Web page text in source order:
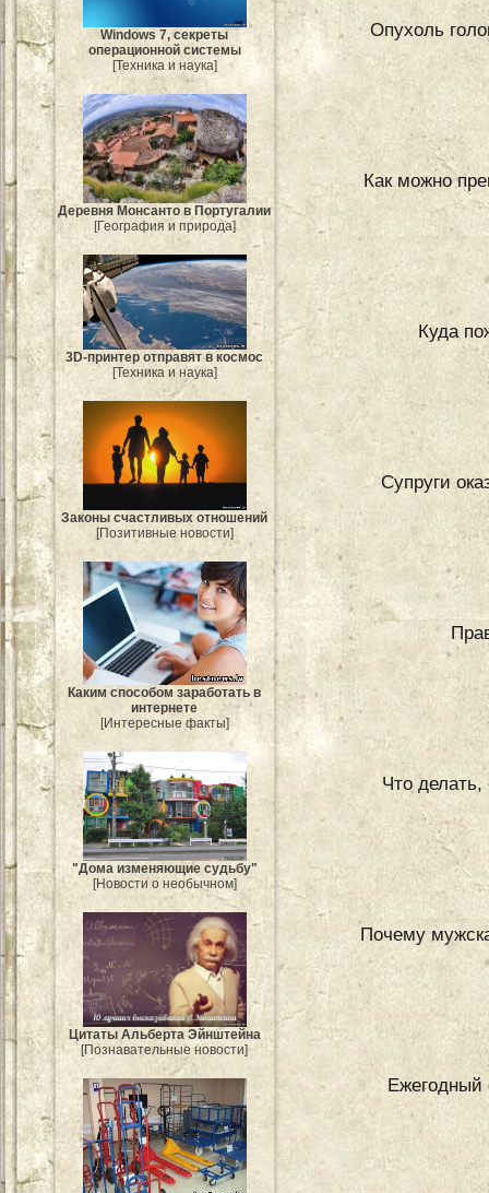
Windows 7, секреты
операционной системы
[Техника и наука]
Деревня Монсанто в Португалии
[География и природа]
3D-принтер отправят в космос
[Техника и наука]
Законы счастливых отношений
[Позитивные новости]
Каким способом заработать в
интернете
[Интересные факты]
"Дома изменяющие судьбу"
[Новости о необычном]
Цитаты Альберта Эйнштейна
[Познавательные новости]
Опухоль
Как можно
Куда
Супруги
Что делать,
Почему
Ежегодный